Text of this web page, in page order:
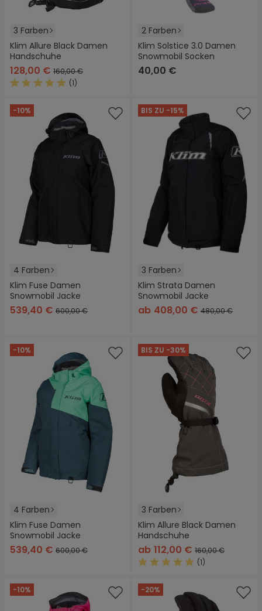
3 Farben
Klim Allure Black Damen
Handschuhe
128,00 € 160,00 €
(1)
2 Farben
Klim Solstice 3.0 Damen
Snowmobil Socken
40,00 €
-10%
4 Farben
Klim Fuse Damen
Snowmobil Jacke
539,40 € 600,00 €
BIS ZU -15%
3 Farben
Klim Strata Damen
Snowmobil Jacke
ab 408,00 € 480,00 €
-10%
4 Farben
Klim Fuse Damen
Snowmobil Jacke
539,40 € 600,00 €
BIS ZU -30%
3 Farben
Klim Allure Black Damen
Handschuhe
ab 112,00 € 160,00 €
(1)
-10% -20%